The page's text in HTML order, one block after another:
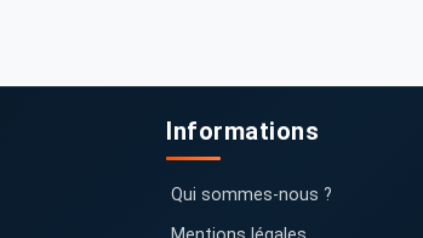
Informations
Qui sommes-nous ?